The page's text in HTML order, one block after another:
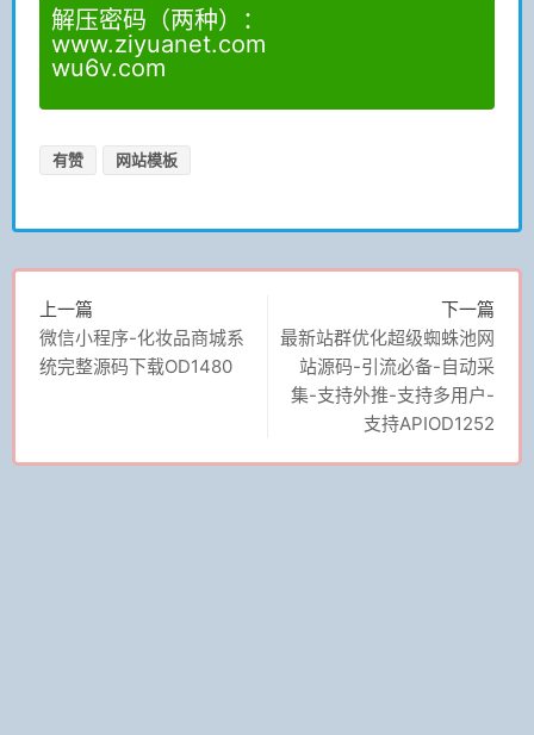
解压密码（两种）：
www.ziyuanet.com
wu6v.com
有赞 网站模板
上一篇
微信小程序-化妆品商城系
统完整源码下载OD1480
下一篇
最新站群优化超级蜘蛛池网
站源码-引流必备-自动采
集-支持外推-支持多用户-
支持APIOD1252